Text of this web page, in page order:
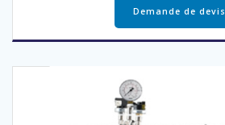
Demande de devis